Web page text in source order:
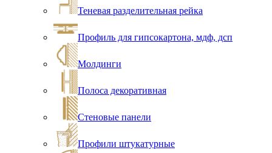
Теневая разделительная рейка
Профиль для гипсокартона, мдф, дсп
Молдинги
Полоса декоративная
Стеновые панели
Профили штукатурные